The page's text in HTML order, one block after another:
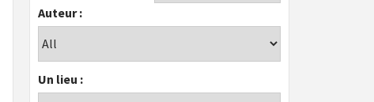
Auteur :
Un lieu :